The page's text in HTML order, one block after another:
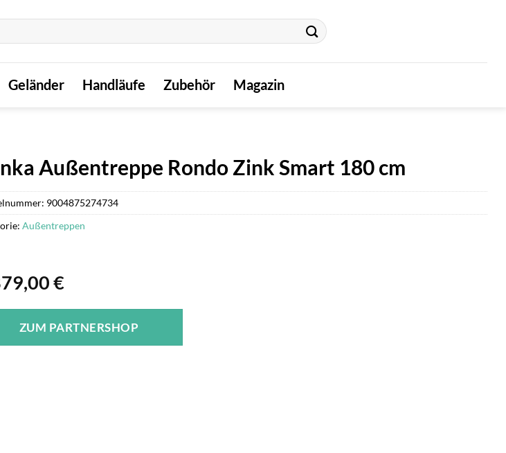
Geländer Handläufe Zubehör Magazin
Außentreppe Rondo Zink Smart 180 cm
€
ZUM PARTNERSHOP
9004875274734
Außentreppen